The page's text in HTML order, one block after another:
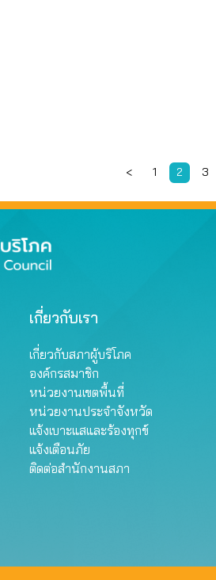
< 1 2 3
เกี่ยวกับเรา
เกี่ยวกับสภาผู้บริโภค
องค์กรสมาชิก
หน่วยงานเขตพื้นที่
หน่วยงานประจำจังหวัด
แจ้งเบาะแสและร้องทุกข์
แจ้งเตือนภัย
ติดต่อสำนักงานสภา